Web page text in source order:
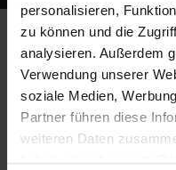
personalisieren,
zu können und die
analysieren. Außerdem
Verwendung unserer
soziale Medien,
Partner führen diese
weiteren Daten
haben oder die sie im
Optimized